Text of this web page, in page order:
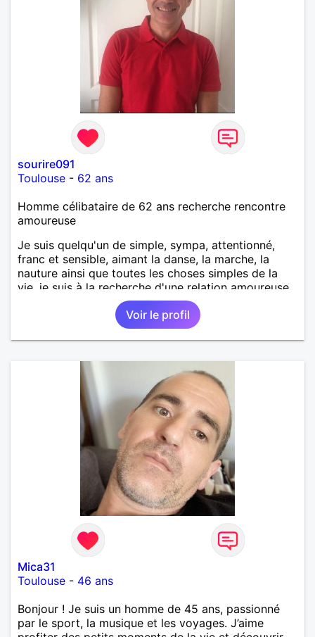
sourire091
Toulouse - 62 ans
Homme célibataire de 62 ans recherche rencontre
amoureuse
Je suis quelqu'un de simple, sympa, attentionné,
franc et sensible, aimant la danse, la marche, la
nauture ainsi que toutes les choses simples de la
vie, je suis à la recherche d'une relation amoureuse
sérieuse et durable basée sur la confiance et le
Voir le profil
Mica31
Toulouse - 46 ans
Bonjour ! Je suis un homme de 45 ans, passionné
par le sport, la musique et les voyages. J’aime